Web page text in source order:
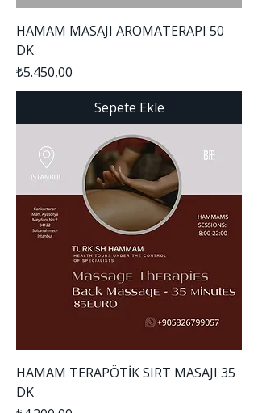
HAMAM MASAJI AROMATERAPI 50
DK
Fiyat
₺5.450,00
Sepete Ekle
HAMAM TERAPÖTİK SIRT MASAJI 35
DK